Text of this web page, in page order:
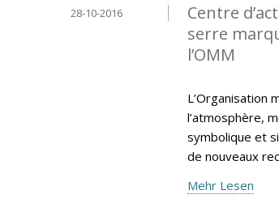
Centre
serre
l’OMM
28-10-2016
L’Organisation
l’atmosphère,
symbolique et
de nouveaux
Mehr Lesen